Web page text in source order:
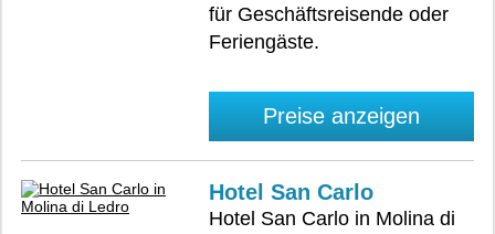
für Geschäftsreisende oder
Feriengäste.
Preise anzeigen
Hotel San Carlo
Hotel San Carlo in Molina di